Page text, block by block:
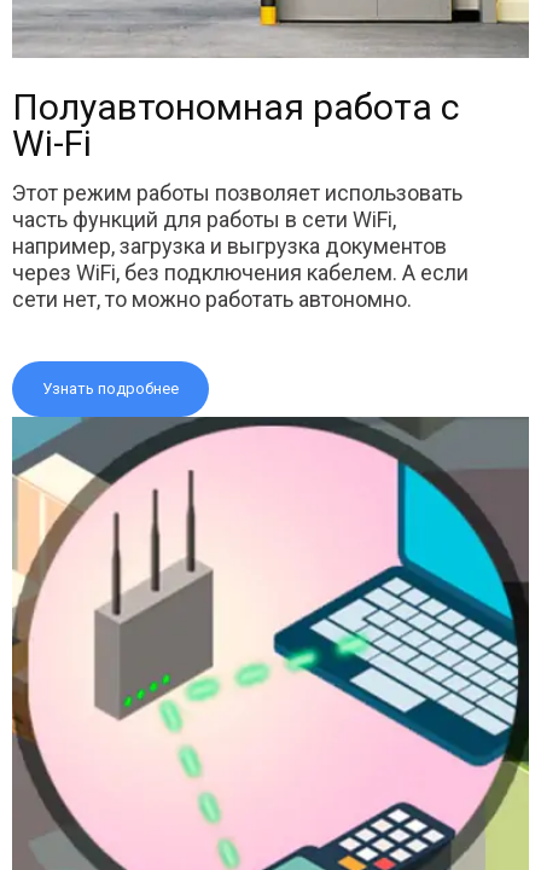
Полуавтономная работа с
Wi-Fi
Этот режим работы позволяет использовать
часть функций для работы в сети WiFi,
например, загрузка и выгрузка документов
через WiFi, без подключения кабелем. А если
сети нет, то можно работать автономно.
Узнать подробнее